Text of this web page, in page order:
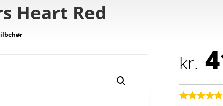
Heart Red
kr.